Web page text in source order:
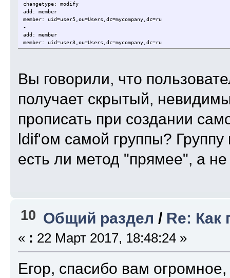
changetype: modify
add: member
member: uid=user5,ou=Users,dc=mycompany,dc=ru
-
add: member
member: uid=user3,ou=Users,dc=mycompany,dc=ru
Вы говорили, что
получает скрытый,
прописать при создании
ldif'ом самой группы?
есть ли метод "прямее", а
10 Общий раздел / Re: Как
« : 22 Март 2017, 18:48:24 »
Егор, спасибо вам